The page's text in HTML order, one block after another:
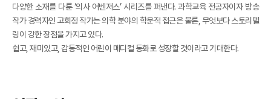
다양한 소재를 다룬 ‘의사 어벤저스’ 시리즈를 펴낸다. 과학교육 전공자이자 방송
작가 경력자인 고희정 작가는 의학 분야의 학문적 접근은 물론, 무엇보다 스토리텔
링이 강한 장점을 가지고 있다.
쉽고, 재미있고, 감동적인 어린이 메디컬 동화로 성장할 것이라고 기대한다.